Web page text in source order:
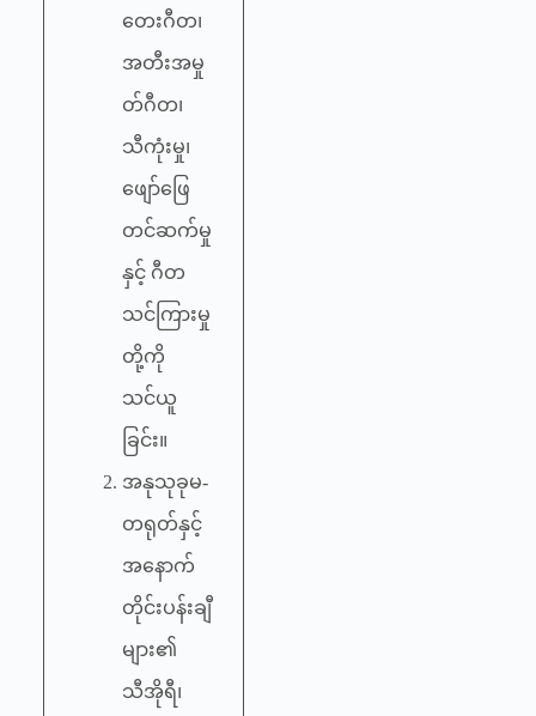
တေးဂီတ၊
အတီးအမှု
တ်ဂီတ၊
သီကုံးမှု၊
ဖျော်ဖြေ
တင်ဆက်မှု
နှင့် ဂီတ
သင်ကြားမှု
တို့ကို
သင်ယူ
ခြင်း။
အနုသုခုမ-
တရုတ်နှင့်
အနောက်
တိုင်းပန်းချီ
များ၏
သီအိုရီ၊